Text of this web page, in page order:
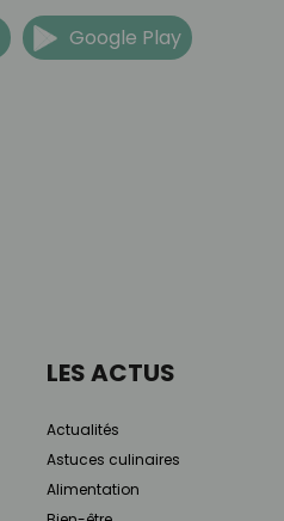
Google Play
LES ACTUS
Actualités
Astuces culinaires
Alimentation